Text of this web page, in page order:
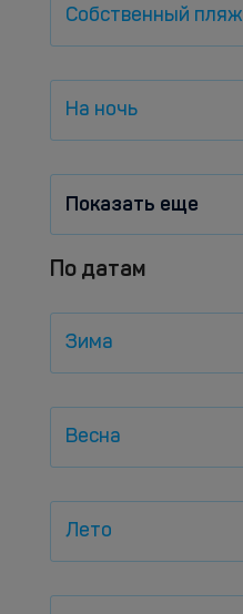
Собственный пляж
На ночь
Показать еще
По датам
Зима
Весна
Лето